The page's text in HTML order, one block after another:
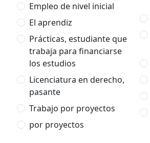
Empleo de nivel inicial
El aprendiz
Prácticas, estudiante que
trabaja para financiarse
los estudios
Licenciatura en derecho,
pasante
Trabajo por proyectos
por proyectos